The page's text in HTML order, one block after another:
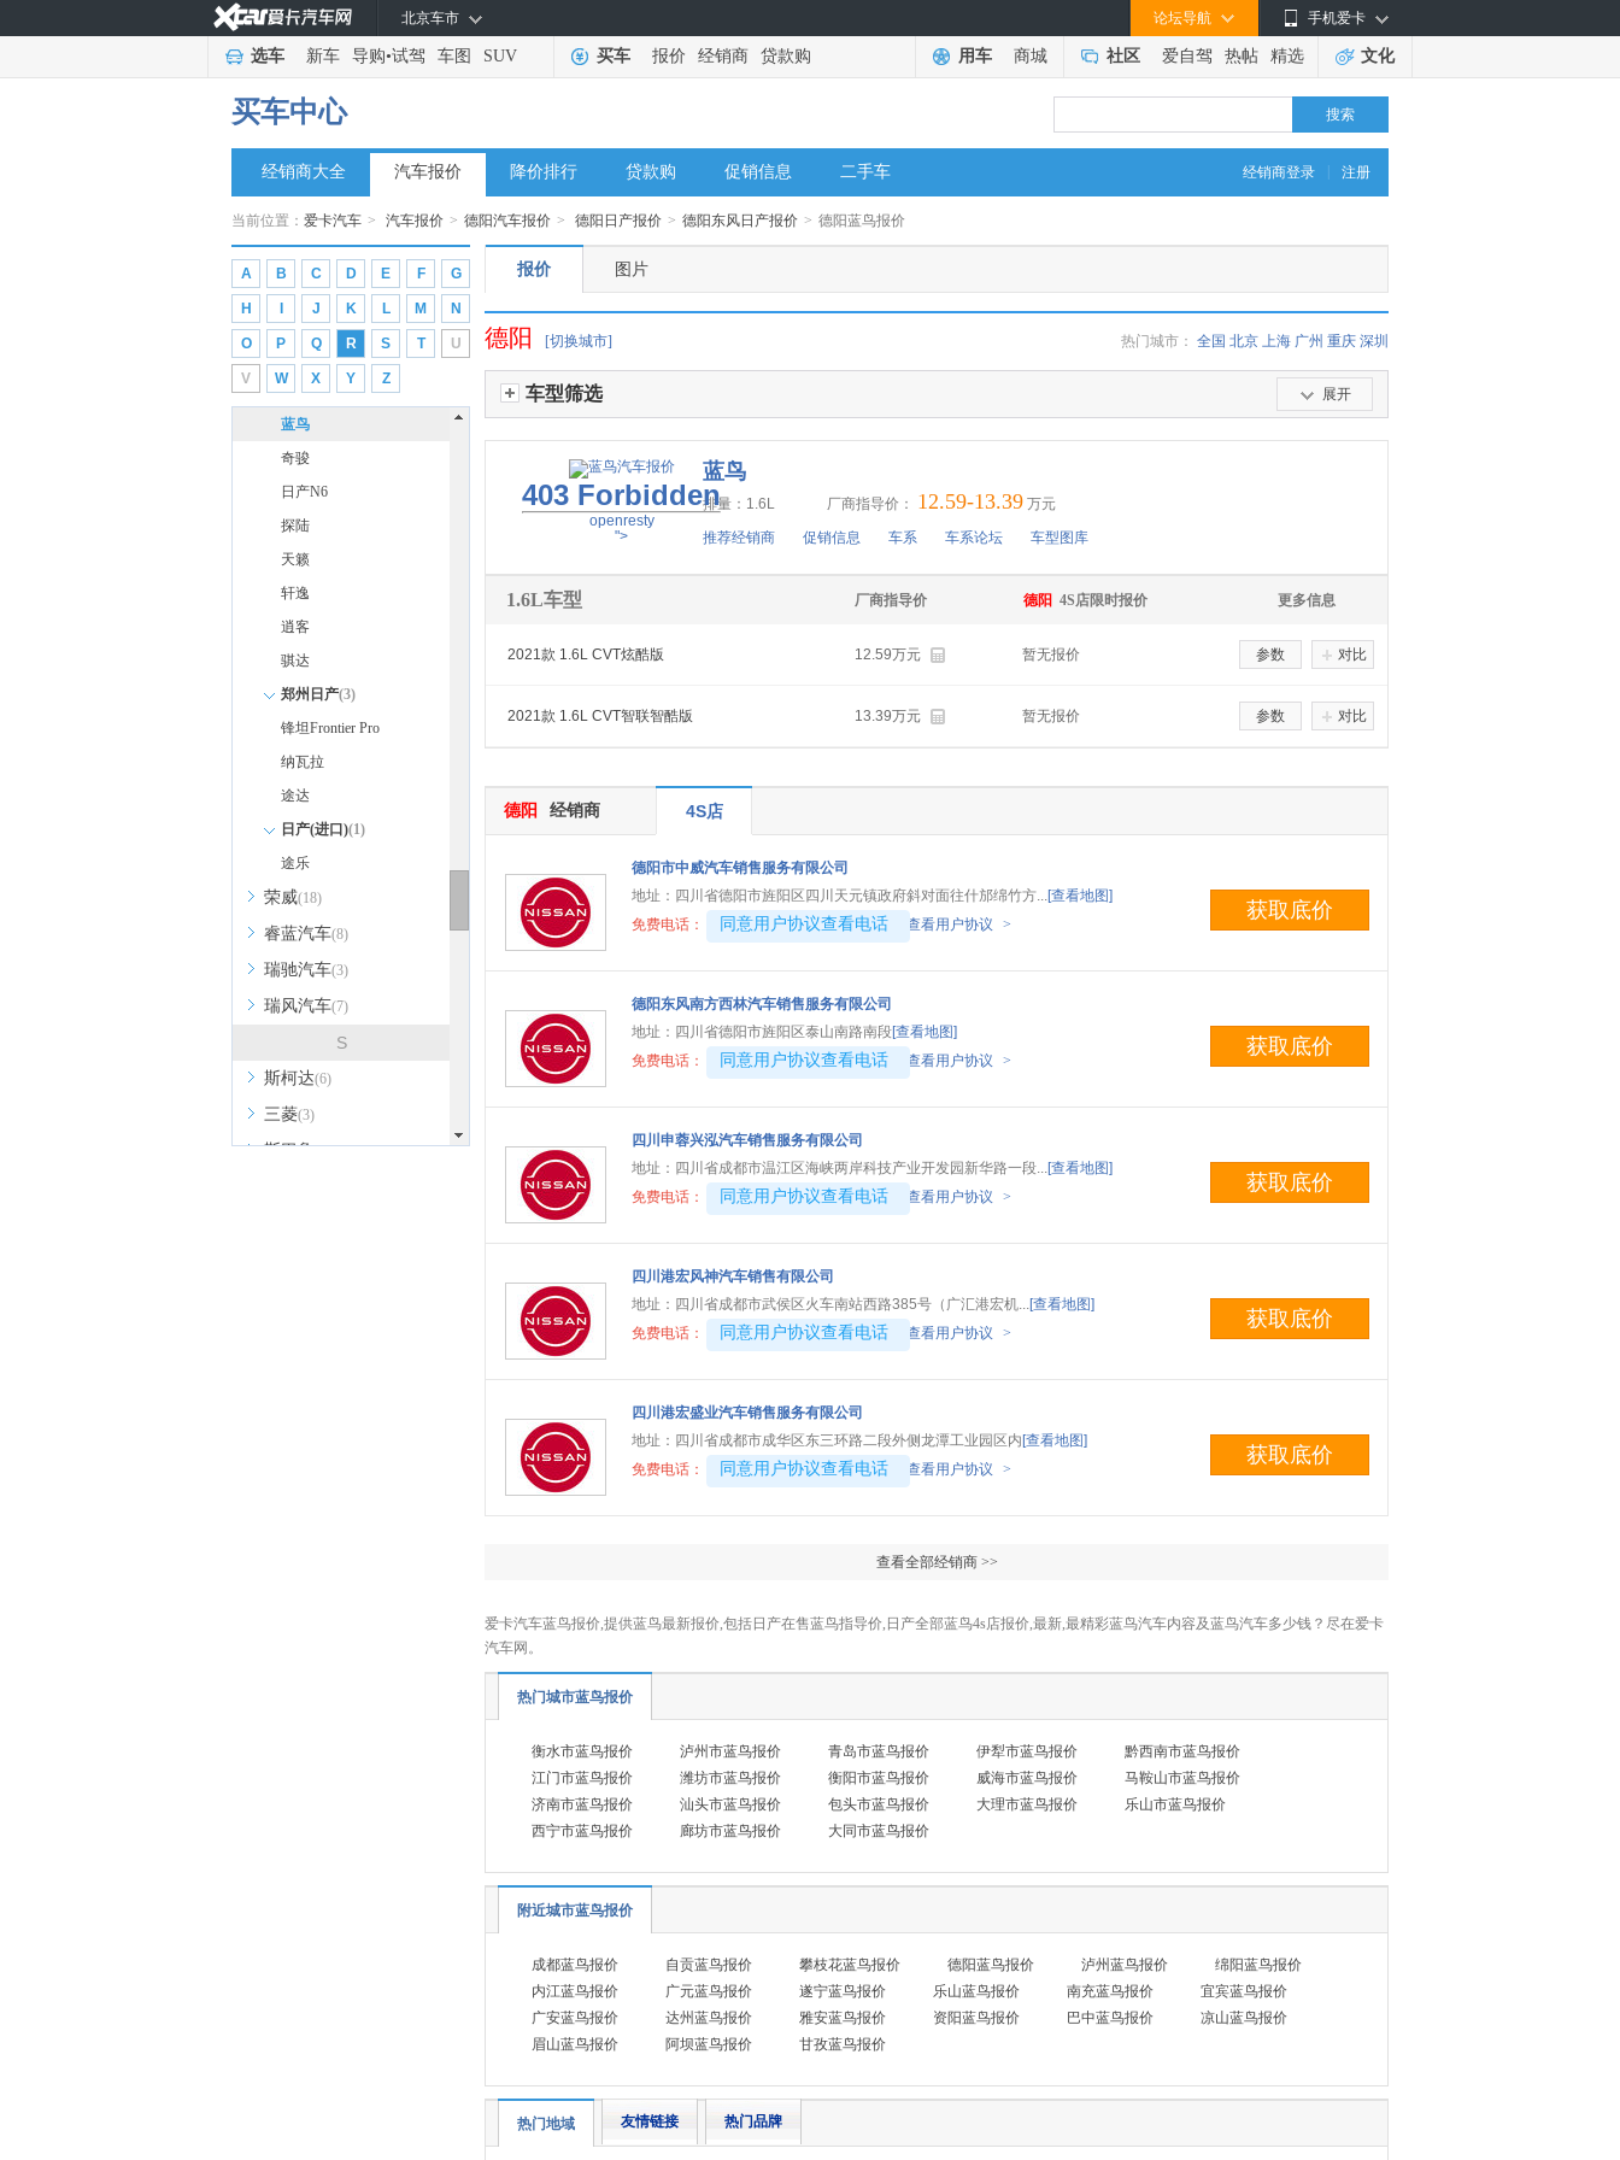
手机爱卡
论坛导航
北京车市
选车 新车 导购•试驾 车图 SUV 买车 报价 经销商 贷款购 用车 商城 社区 爱自驾 热帖 精选 文化
买车中心 搜索
经销商登录 注册
经销商大全 汽车报价 降价排行 贷款购 促销信息 二手车
当前位置： 爱卡汽车 > 汽车报价 > 德阳汽车报价 > 德阳日产报价 > 德阳东风日产报价 > 德阳蓝鸟报价
A B C D E F G
H J K L M N
O P Q R S T U
V W X Y Z
奇瑞风云(1)
奇瑞(34)
启辰(10)
前途汽车(2)
R
日产 (14)
东风日产(10)
ARIYA艾睿雅
劲客
蓝鸟
奇骏
日产N6
探陆
天籁
轩逸
逍客
骐达
郑州日产(3)
锋坦Frontier Pro
纳瓦拉
途达
日产(进口)(1)
途乐
荣威(18)
睿蓝汽车(8)
瑞驰汽车(3)
瑞风汽车(7)
S
斯柯达(6)
三菱(3)
斯巴鲁(4)
报价 图片
热门城市： 全国 北京 上海 广州 重庆 深圳
德阳 [切换城市]
展开
车型筛选
403 Forbidden
openresty
">
蓝鸟
排量：1.6L 厂商指导价： 12.59-13.39 万元
推荐经销商
促销信息 车系 车系论坛 车型图库
1.6L车型 厂商指导价 德阳 4S店限时报价 更多信息
2021款 1.6L CVT炫酷版 12.59万元 暂无报价 参数 对比
2021款 1.6L CVT智联智酷版 13.39万元 暂无报价 参数 对比
德阳 经销商 4S店
获取底价
德阳市中威汽车销售服务有限公司
地址： 四川省德阳市旌阳区四川天元镇政府斜对面往什邡绵竹方...[查看地图]
免费电话：
4008192707-3920
同意用户协议查看电话 查看用户协议 >
获取底价
德阳东风南方西林汽车销售服务有限公司
地址： 四川省德阳市旌阳区泰山南路南段[查看地图]
免费电话：
4008192717-2604
同意用户协议查看电话 查看用户协议 >
获取底价
四川申蓉兴泓汽车销售服务有限公司
地址： 四川省成都市温江区海峡两岸科技产业开发园新华路一段...[查看地图]
免费电话：
4008194313-1509
同意用户协议查看电话 查看用户协议 >
获取底价
四川港宏风神汽车销售有限公司
地址： 四川省成都市武侯区火车南站西路385号（广汇港宏机...[查看地图]
免费电话：
4008192717-5298
同意用户协议查看电话 查看用户协议 >
获取底价
四川港宏盛业汽车销售服务有限公司
地址： 四川省成都市成华区东三环路二段外侧龙潭工业园区内 [查看地图]
免费电话：
4008192707-8057
同意用户协议查看电话 查看用户协议 >
查看全部经销商 >>
爱卡汽车蓝鸟报价,提供蓝鸟最新报价,包括日产在售蓝鸟指导价,日产全部蓝鸟4s店报价,最新,最精彩蓝鸟汽车内容及蓝鸟汽车多少钱？尽在爱卡
汽车网。
热门城市蓝鸟报价
衡水市蓝鸟报价 泸州市蓝鸟报价 青岛市蓝鸟报价 伊犁市蓝鸟报价
黔西南市蓝鸟报价
江门市蓝鸟报价
潍坊市蓝鸟报价 衡阳市蓝鸟报价 威海市蓝鸟报价
马鞍山市蓝鸟报价
济南市蓝鸟报价
汕头市蓝鸟报价 包头市蓝鸟报价 大理市蓝鸟报价
乐山市蓝鸟报价
西宁市蓝鸟报价
廊坊市蓝鸟报价 大同市蓝鸟报价
附近城市蓝鸟报价
成都蓝鸟报价 自贡蓝鸟报价 攀枝花蓝鸟报价 德阳蓝鸟报价 泸州蓝鸟报价
绵阳蓝鸟报价
内江蓝鸟报价
广元蓝鸟报价 遂宁蓝鸟报价 乐山蓝鸟报价 南充蓝鸟报价
宜宾蓝鸟报价
广安蓝鸟报价
达州蓝鸟报价 雅安蓝鸟报价 资阳蓝鸟报价 巴中蓝鸟报价
凉山蓝鸟报价
眉山蓝鸟报价
阿坝蓝鸟报价 甘孜蓝鸟报价
热门地域 友情链接 热门品牌